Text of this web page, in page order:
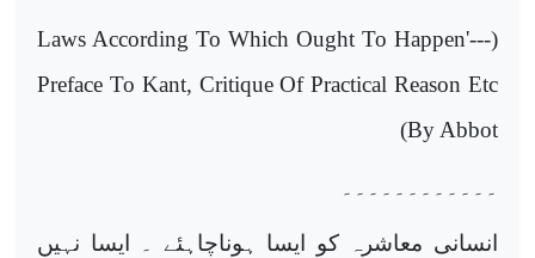
(
Laws According To Which Ought To Happen'---
Preface To Kant, Critique Of Practical Reason Etc
By Abbot
)
۔۔۔۔۔۔۔۔۔۔۔۔
انسانی معاشرہ کو ایسا ہوناچاہئے ۔ ایسا نہیں